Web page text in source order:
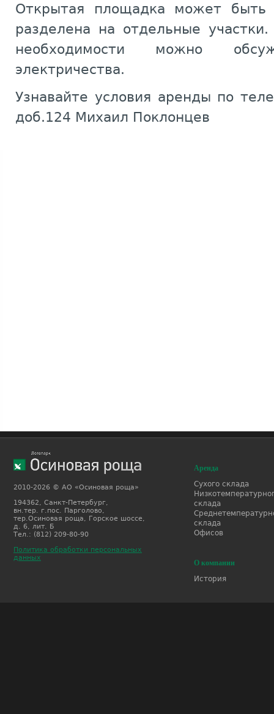
Открытая площадка может быть
разделена на отдельные
необходимости можно
электричества.
Узнавайте условия аренды по
доб.124 Михаил Поклонцев
2010-2026 © АО «Осиновая роща»
194362, Санкт-Петербург,
вн.тер. г.пос. Парголово,
тер.Осиновая роща, Горское шоссе,
д. 6, лит. Б
Тел.: (812) 209-80-90
Политика обработки персональных
данных
Аренда
Сухого склада
склада
склада
Офисов
О компании
История